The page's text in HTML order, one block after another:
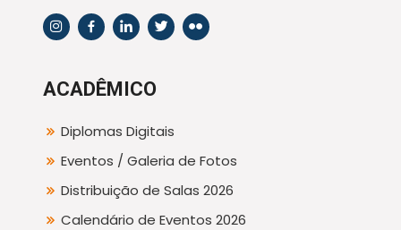
ACADÊMICO
Diplomas Digitais
Eventos / Galeria de Fotos
Distribuição de Salas 2026
Calendário de Eventos 2026